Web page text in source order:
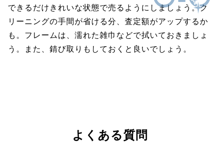
できるだけきれいな状態で売るようにしましょう。ク
リーニングの手間が省ける分、査定額がアップするか
も。フレームは、濡れた雑巾などで拭いておきましょ
う。また、錆び取りもしておくと良いでしょう。
よくある質問